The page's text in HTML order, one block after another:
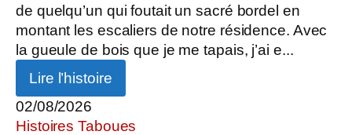
de quelqu’un qui foutait un sacré bordel en
montant les escaliers de notre résidence. Avec
la gueule de bois que je me tapais, j’ai e...
Lire l’histoire
02/08/2026
Histoires Taboues